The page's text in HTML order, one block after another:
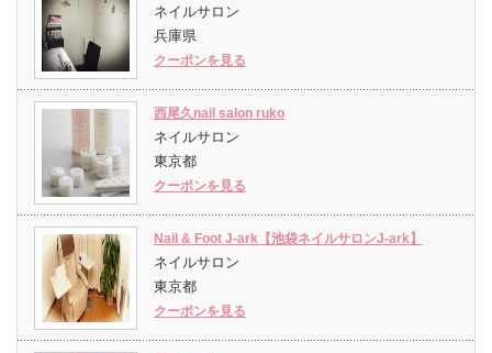
ネイルサロン
兵庫県
クーポンを見る
西尾久nail salon ruko
ネイルサロン
東京都
クーポンを見る
Nail & Foot J-ark【池袋ネイルサロンJ-ark】
ネイルサロン
東京都
クーポンを見る